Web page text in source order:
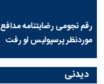
رقم نجومی رضایتنامه مدافع
موردنظر پرسپولیس لو رفت
دیدنی